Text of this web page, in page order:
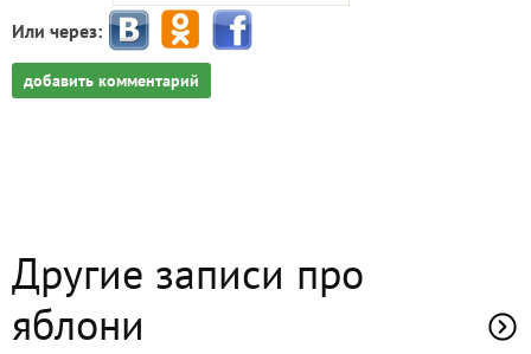
Или через:
добавить комментарий
Другие записи про
яблони